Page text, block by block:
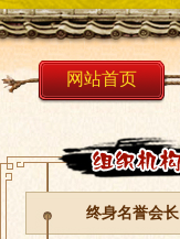
网站首页
终身名誉会长